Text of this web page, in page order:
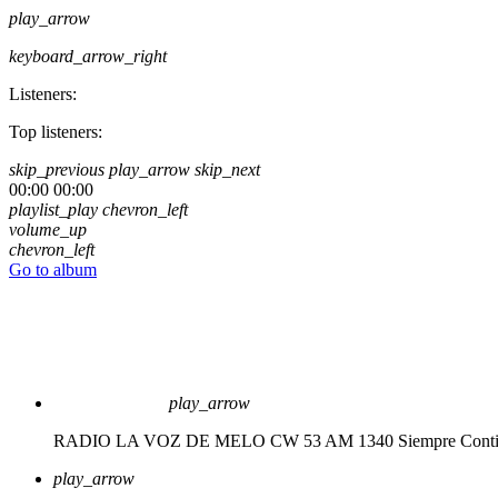
play_arrow
keyboard_arrow_right
Listeners:
Top listeners:
skip_previous play_arrow skip_next
00:00 00:00
playlist_play chevron_left
volume_up
chevron_left
Go to album
play_arrow
RADIO LA VOZ DE MELO CW 53 AM 1340 Siempre
play_arrow